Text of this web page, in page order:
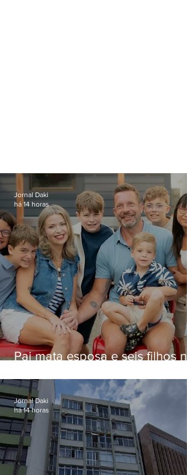
Pai mata esposa e seis filhos
Jornal Daki
há 14 horas
Jornal Daki
há 14 horas